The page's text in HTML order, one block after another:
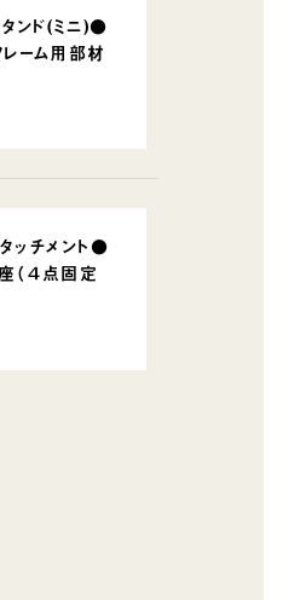
ンド(ミニ)●
ーム用部材
ッチメント●
（４点固定